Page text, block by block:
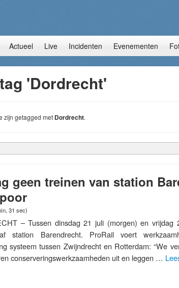
Actueel Live Incidenten Evenementen
'Dordrecht'
zijn getagged met Dordrecht.
geen treinen van station
31 sec)
– Tussen dinsdag 21 juli (morgen) en vrijdag
station Barendrecht. ProRail voert
systeem tussen Zwijndrecht en Rotterdam: “We
conserveringswerkzaamheden uit en leggen …